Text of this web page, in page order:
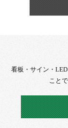
看板・サイン・
こと